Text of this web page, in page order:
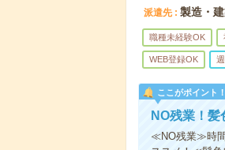
派遣先 製造・
職種未経験OK
WEB登録OK
ここがポイント
NO残業！
≪NO残業≫時間